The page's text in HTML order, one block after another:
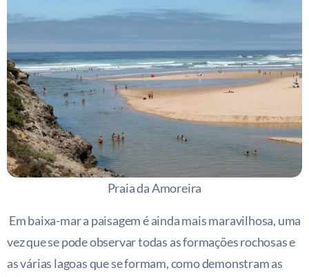
Praia da Amoreira
Em baixa-mar a paisagem é ainda mais maravilhosa, uma
vez que se pode observar todas as formações rochosas e
as várias lagoas que se formam, como demonstram as